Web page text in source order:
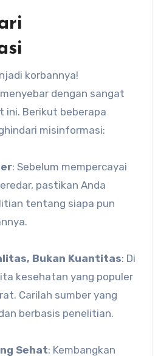
korbannya!
dengan sangat
ini. Berikut beberapa
misinformasi:
: Sebelum mempercayai
pastikan Anda
tentang siapa pun
Bukan Kuantitas: Di
kesehatan yang populer
Carilah sumber yang
berbasis penelitian.
Sehat: Kembangkan